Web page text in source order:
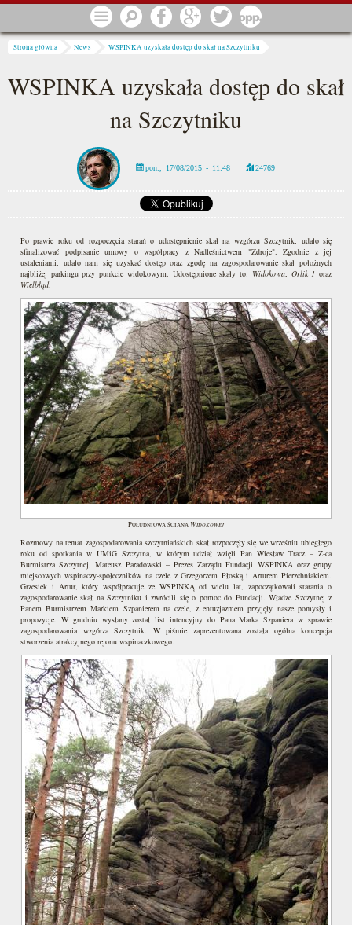
Przejdź do treści Menu Szukaj Facebook Google Twitter
Jesteś tutaj
Strona główna News WSPINKA uzyskała dostęp do skał na Szczytniku
WSPINKA uzyskała dostęp do skał
na Szczytniku
pon., 17/08/2015 - 11:48 24769
Po prawie roku od rozpoczęcia starań o udostępnienie skał na wzgórzu Szczytnik, udało się
sfinalizować podpisanie umowy o współpracy z Nadleśnictwem "Zdroje". Zgodnie z jej
ustaleniami, udało nam się uzyskać dostęp oraz zgodę na zagospodarowanie skał położnych
najbliżej parkingu przy punkcie widokowym. Udostępnione skały to: Widokowa, Orlik 1 oraz
Wielbłąd.
Południowa ściana Widokowej
Rozmowy na temat zagospodarowania szczytniańskich skał rozpoczęły się we wrześniu ubiegłego
roku od spotkania w UMiG Szczytna, w którym udział wzięli Pan Wiesław Tracz – Z-ca
Burmistrza Szczytnej, Mateusz Paradowski – Prezes Zarządu Fundacji WSPINKA oraz grupy
miejscowych wspinaczy-społeczników na czele z Grzegorzem Płoską i Arturem Pierzchniakiem.
Grzesiek i Artur, który współpracuje ze WSPINKĄ od wielu lat, zapoczątkowali starania o
zagospodarowanie skał na Szczytniku i zwrócili się o pomoc do Fundacji. Władze Szczytnej z
Panem Burmistrzem Markiem Szpanierem na czele, z entuzjazmem przyjęły nasze pomysły i
propozycje. W grudniu wysłany został list intencyjny do Pana Marka Szpaniera w sprawie
zagospodarowania wzgórza Szczytnik. W piśmie zaprezentowana została ogólna koncepcja
stworzenia atrakcyjnego rejonu wspinaczkowego.